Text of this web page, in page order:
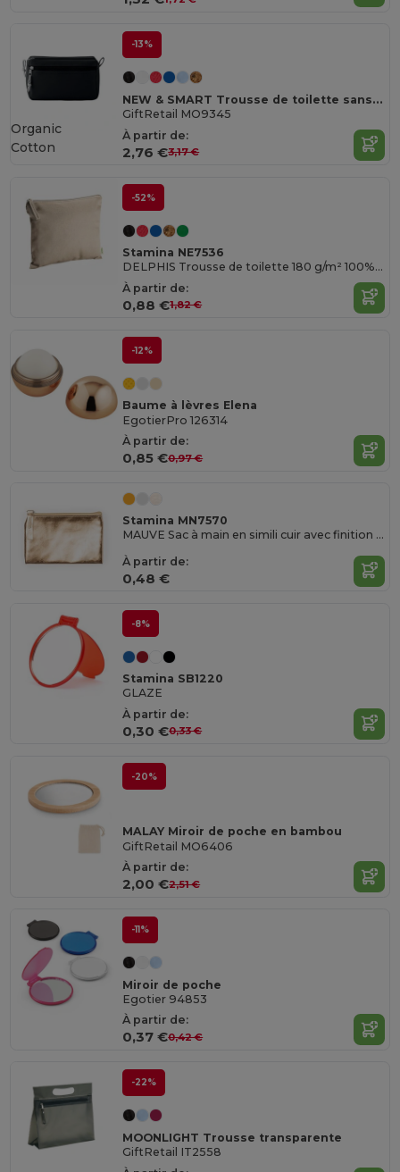
-13%
NEW & SMART Trousse de toilette sans PVC
GiftRetail MO9345
À partir de:
2,76 €3,17 €
Organic
Cotton
-52%
Stamina NE7536
DELPHIS Trousse de toilette 180 g/m² 100% coton bio avec anse assortie
À partir de:
0,88 €1,82 €
-12%
Baume à lèvres Elena
EgotierPro 126314
À partir de:
0,85 €0,97 €
Stamina MN7570
MAUVE Sac à main en simili cuir avec finition brillante
À partir de:
0,48 €
-8%
Stamina SB1220
GLAZE
À partir de:
0,30 €0,33 €
-20%
MALAY Miroir de poche en bambou
GiftRetail MO6406
À partir de:
2,00 €2,51 €
-11%
Miroir de poche
Egotier 94853
À partir de:
0,37 €0,42 €
-22%
MOONLIGHT Trousse transparente
GiftRetail IT2558